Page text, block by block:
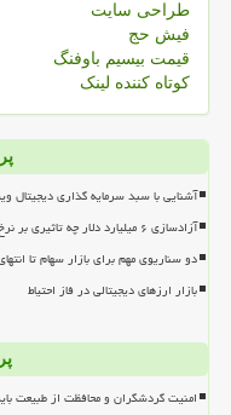
طراحی سایت
فیش حج
قیمت بیسیم باوفنگ
کوتاه کننده لینک
آشنایی با سبد سرمایه گذاری دیجیتال
آزادسازی ۶ میلیارد دلار چه تاثیری بر نرخ دلار و معیشت مردم دارد؟
دو سناریوی مهم برای بازار سهام تا
بازار ارزهای دیجیتالی در فاز احتیاط
امنیت گردشگران و محافظت از طبیعت